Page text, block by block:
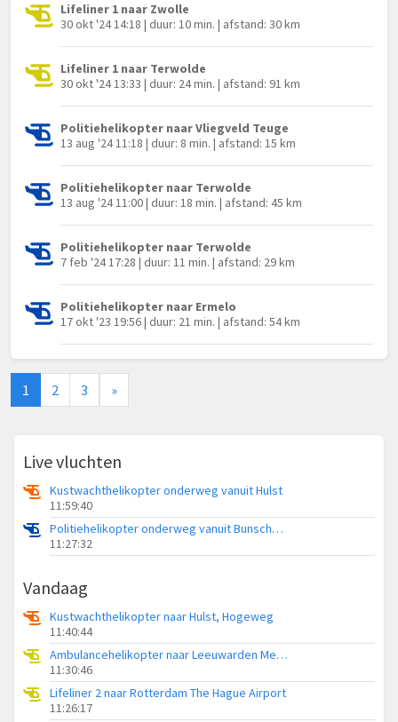
Lifeliner 1 naar Zwolle
30 okt '24 14:18 | duur: 10 min. | afstand: 30 km
Lifeliner 1 naar Terwolde
30 okt '24 13:33 | duur: 24 min. | afstand: 91 km
Politiehelikopter naar Vliegveld Teuge
13 aug '24 11:18 | duur: 8 min. | afstand: 15 km
Politiehelikopter naar Terwolde
13 aug '24 11:00 | duur: 18 min. | afstand: 45 km
Politiehelikopter naar Terwolde
7 feb '24 17:28 | duur: 11 min. | afstand: 29 km
Politiehelikopter naar Ermelo
17 okt '23 19:56 | duur: 21 min. | afstand: 54 km
1 2 3 »
Live vluchten
Kustwachthelikopter onderweg vanuit Hulst
11:59:40
Politiehelikopter onderweg vanuit Bunschoten-Spakenburg
11:27:32
Vandaag
Kustwachthelikopter naar Hulst, Hogeweg
11:40:44
Ambulancehelikopter naar Leeuwarden Medical Center Heliport
11:30:46
Lifeliner 2 naar Rotterdam The Hague Airport
11:26:17